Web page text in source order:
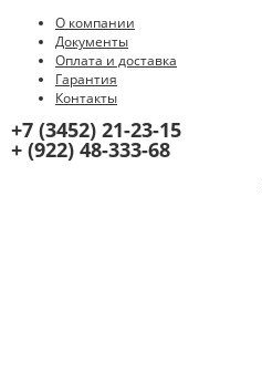
О компании
Документы
Оплата и доставка
Гарантия
Контакты
+7 (3452) 21-23-15
+ (922) 48-333-68